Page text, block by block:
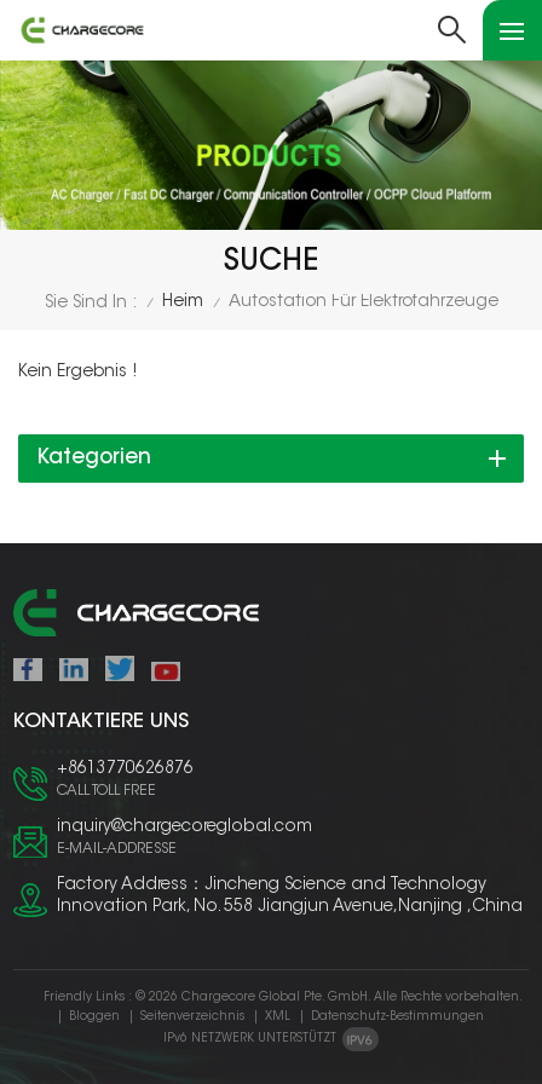
SUCHE
Sie Sind In : / Heim / Autostation Für Elektrofahrzeuge
Kein Ergebnis !
Kategorien
KONTAKTIERE UNS
+8613770626876
CALL TOLL FREE
inquiry@chargecoreglobal.com
E-MAIL-ADDRESSE
Factory Address：Jincheng Science and Technology
Innovation Park, No. 558 Jiangjun Avenue,Nanjing ,China
Friendly Links : © 2026 Chargecore Global Pte. GmbH. Alle Rechte vorbehalten.
Bloggen Seitenverzeichnis XML
Datenschutz-Bestimmungen
IPv6 NETZWERK UNTERSTÜTZT